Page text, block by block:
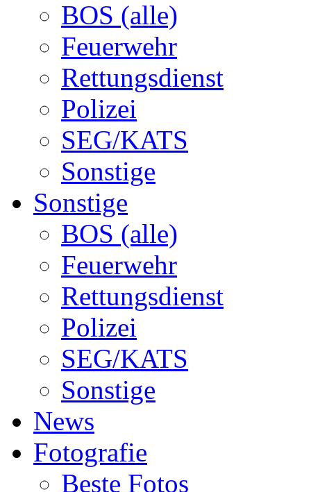
BOS (alle)
Feuerwehr
Rettungsdienst
Polizei
SEG/KATS
Sonstige
Sonstige
BOS (alle)
Feuerwehr
Rettungsdienst
Polizei
SEG/KATS
Sonstige
News
Fotografie
Beste Fotos